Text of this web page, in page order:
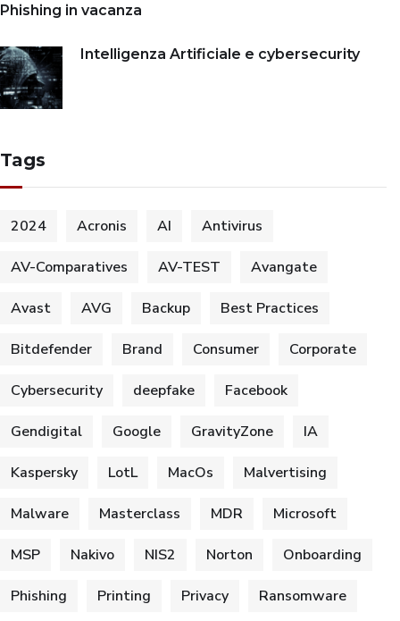
Phishing in vacanza
Intelligenza Artificiale e cybersecurity
Tags
2024 Acronis AI Antivirus
AV-Comparatives AV-TEST Avangate
Avast AVG Backup Best Practices
Bitdefender Brand Consumer Corporate
Cybersecurity deepfake Facebook
Gendigital Google GravityZone IA
Kaspersky LotL MacOs Malvertising
Malware Masterclass MDR Microsoft
MSP Nakivo NIS2 Norton Onboarding
Phishing Printing Privacy Ransomware